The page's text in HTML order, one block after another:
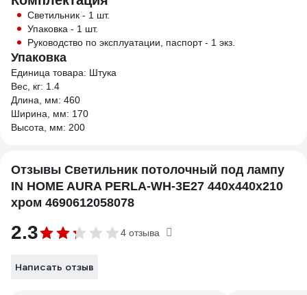
Светильник - 1 шт.
Упаковка - 1 шт.
Руководство по эксплуатации, паспорт - 1 экз.
Упаковка
Единица товара: Штука
Вес, кг: 1.4
Длина, мм: 460
Ширина, мм: 170
Высота, мм: 200
Отзывы Светильник потолочный под лампу
IN HOME AURA PERLA-WH-3E27 440x440x210
хром 4690612058078
2.3 4 отзыва
Написать отзыв